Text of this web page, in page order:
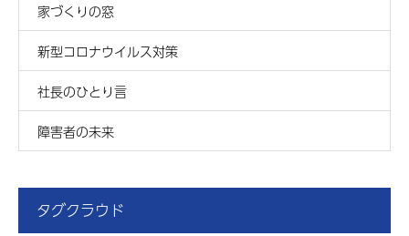
家づくりの窓
新型コロナウイルス対策
社長のひとり言
障害者の未来
タグクラウド